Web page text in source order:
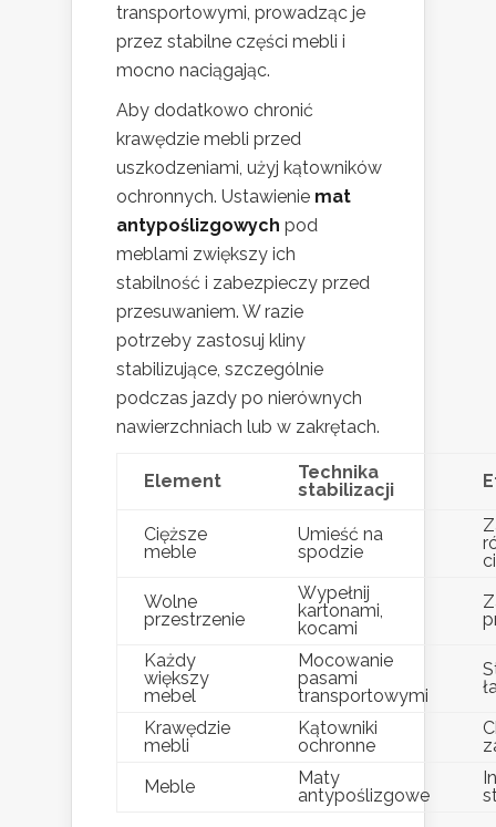
transportowymi, prowadząc je
przez stabilne części mebli i
mocno naciągając.
Aby dodatkowo chronić
krawędzie mebli przed
uszkodzeniami, użyj kątowników
ochronnych. Ustawienie mat
antypoślizgowych pod
meblami zwiększy ich
stabilność i zabezpieczy przed
przesuwaniem. W razie
potrzeby zastosuj kliny
stabilizujące, szczególnie
podczas jazdy po nierównych
nawierzchniach lub w zakrętach.
Element
Technika
stabilizacji
Cięższe
meble
Umieść na
spodzie
Wolne
przestrzenie
Wypełnij
kartonami,
kocami
Każdy
większy
mebel
Mocowanie
pasami
transportowymi
Krawędzie
mebli
Kątowniki
ochronne
Meble
Maty
antypoślizgowe